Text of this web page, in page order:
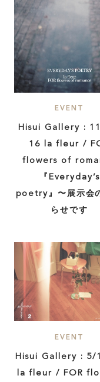
EVENT
Hisui Gallery :
16 la fleur /
flowers of
『Everyday’s
poetry』〜展示会
らせです
EVENT
Hisui Gallery : 5/
la fleur / FOR